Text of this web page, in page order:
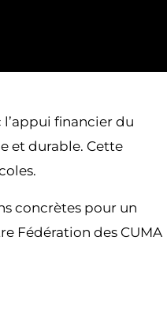
financier du
et durable. Cette
concrètes pour un
Fédération des CUMA